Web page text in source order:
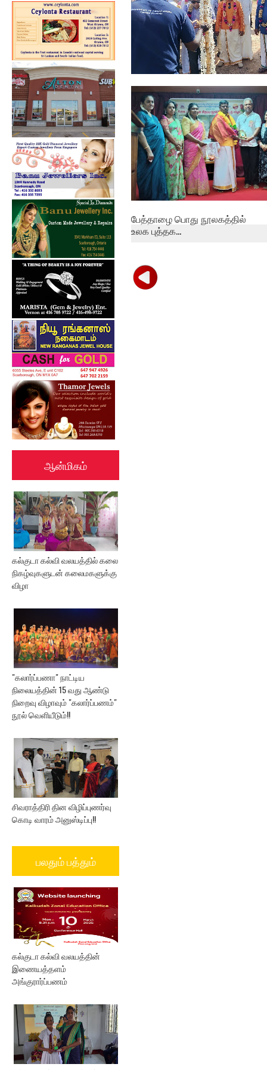
ஆன்மிகம்
கல்குடா கல்வி வலயத்தில் கலை
நிகழ்வுகளுடன் கலைமகளுக்கு
விழா
"கலார்ப்பணா" நாட்டிய
நிலையத்தின் 15 வது ஆண்டு
நிறைவு விழாவும் "கலார்ப்பணம்"
நூல் வெளியீடும்!!
சிவராத்திரி தின விழிப்புணர்வு
கொடி வாரம் அனுஸ்டிப்பு!!
பலதும் பத்தும்
கல்குடா கல்வி வலயத்தின்
இணையத்தளம்
அங்குரார்ப்பணம்
தமிழ் சிங்கள சித்திரை
புதுவருட கலை...
பேத்தாழை பொது நூலகத்தில்
உலக புத்தக...